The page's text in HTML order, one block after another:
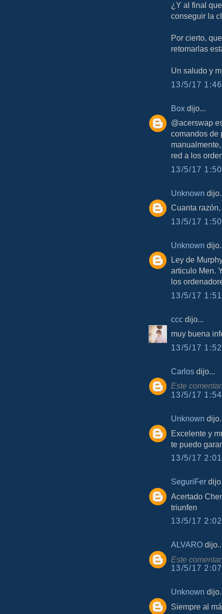
¿Y al final
conseguir la
Por cierto,
retomarlas
Un saludo y
13/5/17
Box dijo...
@acerswap
comandos de
red a los
13/5/17
Unknown
Cuanta
13/5/17
Unknown
Ley de
articulo Men.
los
13/5/17
ccc dijo...
muy buena
13/5/17
Carlos dijo...
Este
13/5/17
Unknown
Excelente y
te puedo
13/5/17
SeguriFer
Acertado
triunfen
13/5/17
ALVARO
Este
13/5/17
Unknown
Siempre al